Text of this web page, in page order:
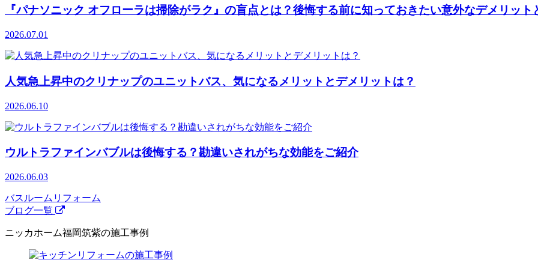
『パナソニック オフローラは掃除がラク』の盲点とは？後悔する前に知っておきたい意外なデメリット
2026.07.01
人気急上昇中のクリナップのユニットバス、気になるメリットとデメリットは？
2026.06.10
ウルトラファインバブルは後悔する？勘違いされがちな効能をご紹介
2026.06.03
バスルームリフォーム
ブログ一覧
ニッカホーム福岡筑紫の施工事例